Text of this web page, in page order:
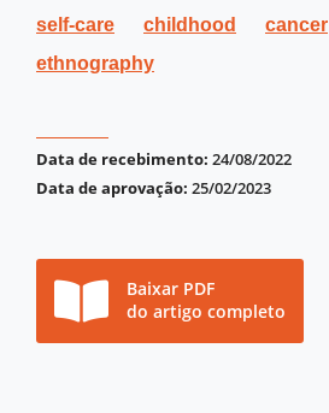
self-care childhood cancer
ethnography
Data de recebimento: 24/08/2022
Data de aprovação: 25/02/2023
Baixar PDF
do artigo completo